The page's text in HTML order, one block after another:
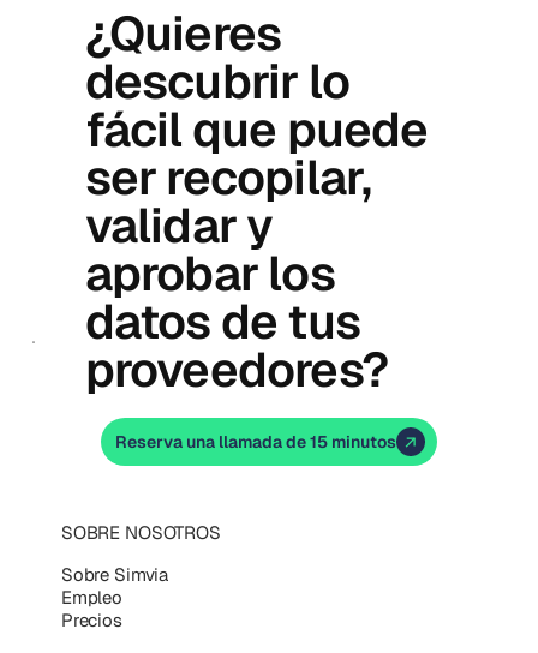
SOBRE NOSOTROS
Sobre Simvia
Empleo
Precios
¿Quieres
descubrir lo
fácil que puede
ser recopilar,
validar y
aprobar los
datos de tus
proveedores?
Reserva una llamada de 15 minutos